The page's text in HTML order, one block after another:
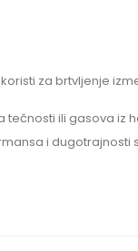
za brtvljenje
ili gasova iz
i dugotrajnosti